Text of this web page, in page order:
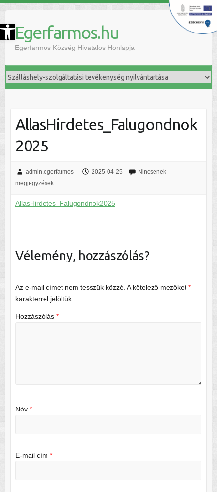
Eszköztár megnyitása Egerfarmos.hu
Egerfarmos Község Hivatalos Honlapja
AllasHirdetes_Falugondnok
2025
admin.egerfarmos 2025-04-25
Nincsenek
megjegyzések
AllasHirdetes_Falugondnok2025
Vélemény, hozzászólás?
Az e-mail címet nem tesszük közzé. A kötelező mezőket *
karakterrel jelöltük
Hozzászólás *
Név *
E-mail cím *